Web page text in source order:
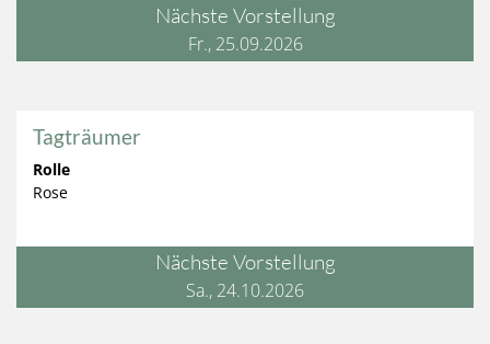
Nächste Vorstellung
Fr., 25.09.2026
Tagträumer
Rolle
Rose
Nächste Vorstellung
Sa., 24.10.2026